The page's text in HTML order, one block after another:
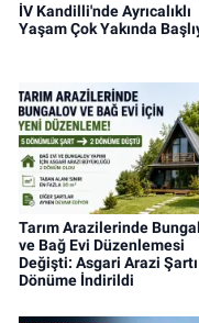
İV Kandilli'nde Ayrıcalıklı
Yaşam Çok Yakında
Tarım Arazilerinde
ve Bağ Evi Düzenlemesi
Değişti: Asgari Arazi
Dönüme İndirildi